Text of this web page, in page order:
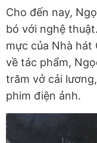
Cho đến nay,
bó với nghệ
mực của Nhà hát
về tác phẩm,
trăm vở cải
phim điện ảnh.